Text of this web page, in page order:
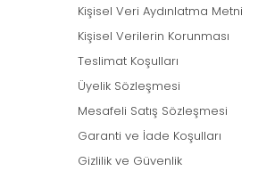
Kişisel Veri Aydınlatma Metni
Kişisel Verilerin Korunması
Teslimat Koşulları
Üyelik Sözleşmesi
Mesafeli Satış Sözleşmesi
Garanti ve İade Koşulları
Gizlilik ve Güvenlik